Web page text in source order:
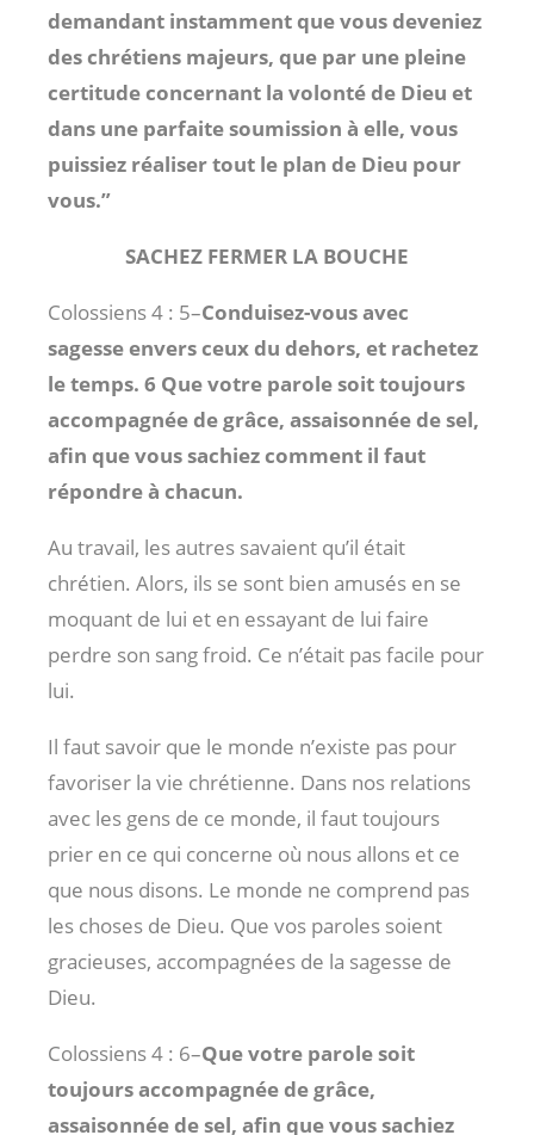
demandant instamment que vous deveniez
des chrétiens majeurs, que par une pleine
certitude concernant la volonté de Dieu et
dans une parfaite soumission à elle, vous
puissiez réaliser tout le plan de Dieu pour
vous.”
SACHEZ FERMER LA BOUCHE
Colossiens 4 : 5–Conduisez-vous avec
sagesse envers ceux du dehors, et rachetez
le temps. 6 Que votre parole soit toujours
accompagnée de grâce, assaisonnée de sel,
afin que vous sachiez comment il faut
répondre à chacun.
Au travail, les autres savaient qu’il était
chrétien. Alors, ils se sont bien amusés en se
moquant de lui et en essayant de lui faire
perdre son sang froid. Ce n’était pas facile pour
lui.
Il faut savoir que le monde n’existe pas pour
favoriser la vie chrétienne. Dans nos relations
avec les gens de ce monde, il faut toujours
prier en ce qui concerne où nous allons et ce
que nous disons. Le monde ne comprend pas
les choses de Dieu. Que vos paroles soient
gracieuses, accompagnées de la sagesse de
Dieu.
Colossiens 4 : 6–Que votre parole soit
toujours accompagnée de grâce,
assaisonnée de sel, afin que vous sachiez